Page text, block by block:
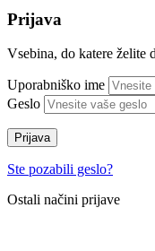
Prijava
Vsebina, do katere želite
Uporabniško ime
Geslo
Prijava
Ste pozabili geslo?
Ostali načini prijave